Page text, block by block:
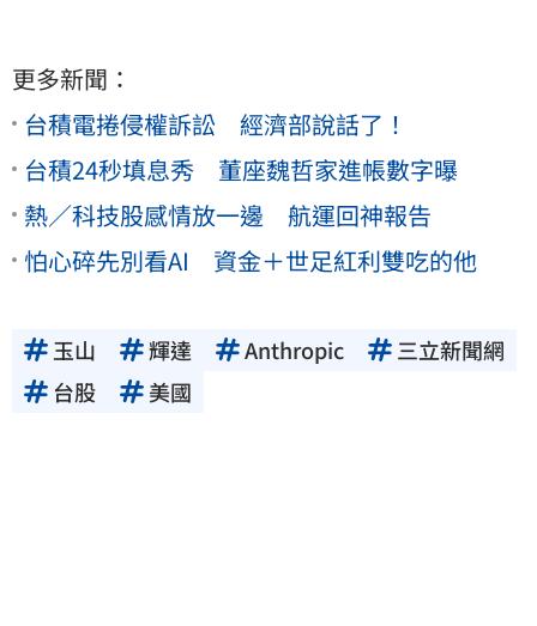
更多新聞：
台積電捲侵權訴訟 經濟部說話了！
台積24秒填息秀 董座魏哲家進帳數字曝
熱／科技股感情放一邊 航運回神報告
怕心碎先別看AI 資金＋世足紅利雙吃的他
玉山 輝達 Anthropic
三立新聞網
台股
美國